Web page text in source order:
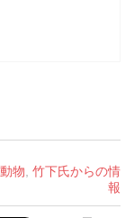
動物, 竹下氏からの情
報